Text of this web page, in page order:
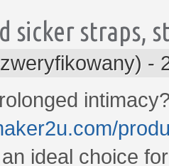
sicker straps,
-
ideal choice